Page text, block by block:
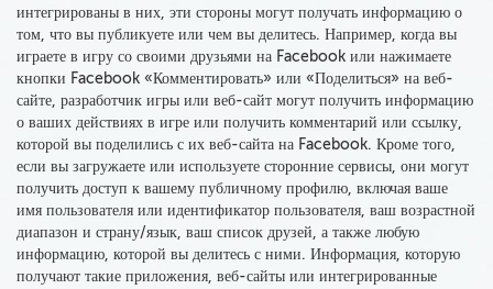
интегрированы в них, эти стороны могут получать информацию о
том, что вы публикуете или чем вы делитесь. Например, когда вы
играете в игру со своими друзьями на Facebook или нажимаете
кнопки Facebook «Комментировать» или «Поделиться» на веб-
сайте, разработчик игры или веб-сайт могут получить информацию
о ваших действиях в игре или получить комментарий или ссылку,
которой вы поделились с их веб-сайта на Facebook. Кроме того,
если вы загружаете или используете сторонние сервисы, они могут
получить доступ к вашему публичному профилю, включая ваше
имя пользователя или идентификатор пользователя, ваш возрастной
диапазон и страну/язык, ваш список друзей, а также любую
информацию, которой вы делитесь с ними. Информация, которую
получают такие приложения, веб-сайты или интегрированные